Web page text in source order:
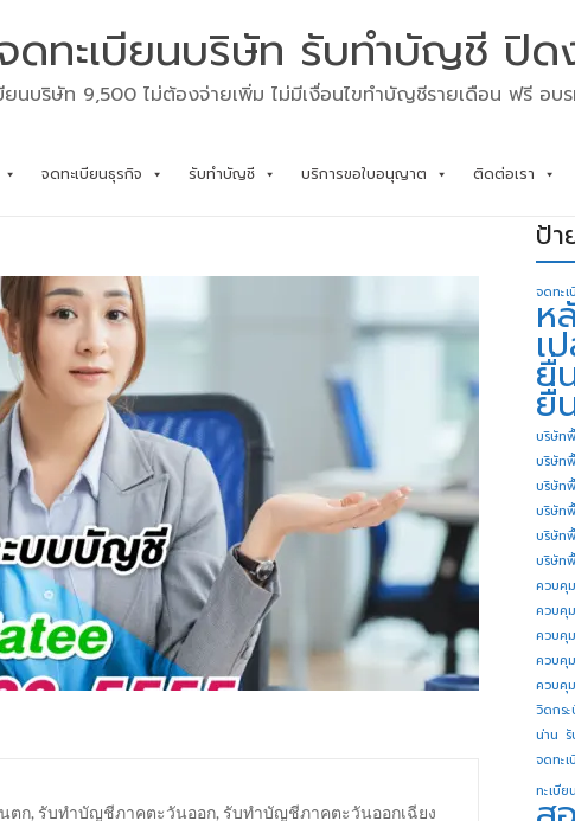
ดทะเบียนบริษัท รับทำบัญชี ปิด
ยนบริษัท 9,500 ไม่ต้องจ่ายเพิ่ม ไม่มีเงื่อนไขทำบัญชีรายเดือน ฟรี อบ
จดทะเบียนธุรกิจ รับทำบัญชี บริการขอใบอนุญาต ติดต่อเรา
ตก, รับทำบัญชีภาคตะวันออก, รับทำบัญชีภาคตะวันออกเฉียง
ป้า
จดทะ
ห
เ
ยื่
ยื่
บริษัท
บริษัท
บริษัท
บริษัท
บริษัท
บริษัท
ควบคุ
ควบคุ
ควบคุ
ควบคุ
ควบคุ
วิดกร
น่าน
จดทะ
ทะเบี